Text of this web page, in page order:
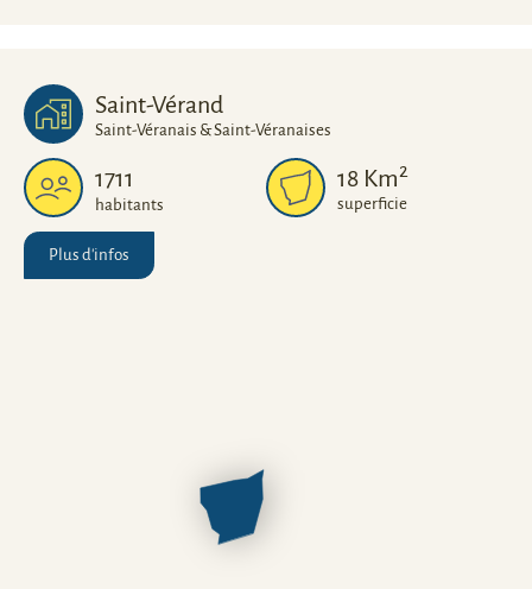
Saint-Vérand
Saint-Véranais & Saint-Véranaises
1711
habitants
18 Km2
superficie
Plus d'infos